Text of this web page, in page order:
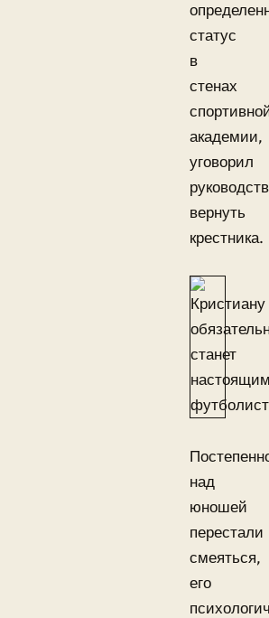
статус
в
стенах
академии,
уговорил
вернуть
крестника.
над
юношей
перестали
смеяться,
его